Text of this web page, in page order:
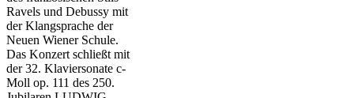
Ravels und Debussy mit
der Klangsprache der
Neuen Wiener Schule.
Das Konzert schließt mit
der 32. Klaviersonate c-
Moll op. 111 des 250.